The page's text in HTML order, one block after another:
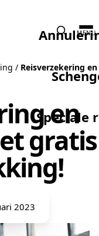
Speciale
MENU
/ Reisverzekering en
en
gratis
2023